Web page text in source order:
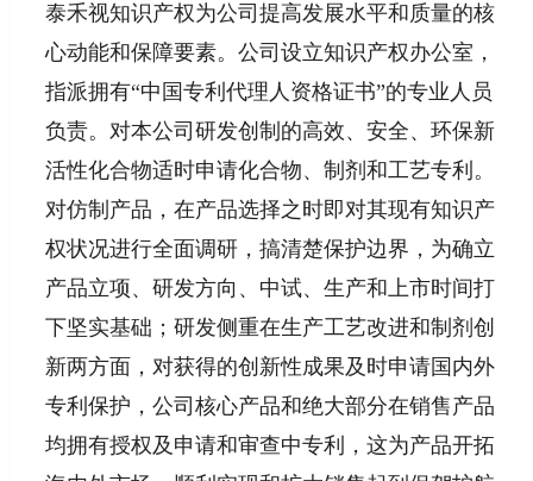
泰禾视知识产权为公司提高发展水平和质量的核
心动能和保障要素。公司设立知识产权办公室，
指派拥有“中国专利代理人资格证书”的专业人员
负责。对本公司研发创制的高效、安全、环保新
活性化合物适时申请化合物、制剂和工艺专利。
对仿制产品，在产品选择之时即对其现有知识产
权状况进行全面调研，搞清楚保护边界，为确立
产品立项、研发方向、中试、生产和上市时间打
下坚实基础；研发侧重在生产工艺改进和制剂创
新两方面，对获得的创新性成果及时申请国内外
专利保护，公司核心产品和绝大部分在销售产品
均拥有授权及申请和审查中专利，这为产品开拓